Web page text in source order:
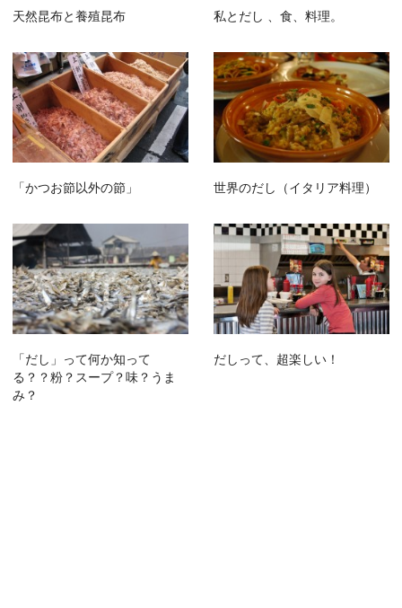
天然昆布と養殖昆布 私とだし 、食、料理。
「かつお節以外の節」 世界のだし（イタリア料理）
「だし」って何か知って
る？？粉？スープ？味？うま
み？
だしって、超楽しい！